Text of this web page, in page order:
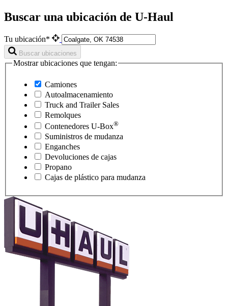
Buscar una ubicación de U-Haul
Tu ubicación*
Buscar ubicaciones
Mostrar ubicaciones que tengan:
Camiones
Autoalmacenamiento
Truck and Trailer Sales
Remolques
Contenedores U-Box®
Suministros de mudanza
Enganches
Devoluciones de cajas
Propano
Cajas de plástico para mudanza